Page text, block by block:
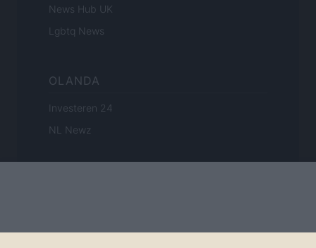
News Hub UK
Lgbtq News
OLANDA
Investeren 24
NL Newz